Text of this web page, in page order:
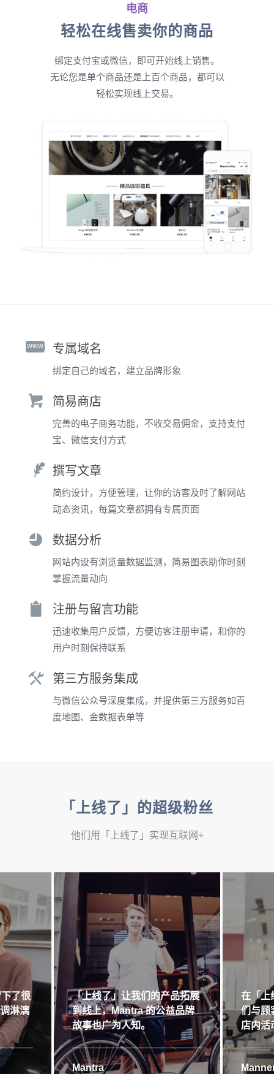
电商
轻松在线售卖你的商品
绑定支付宝或微信，即可开始线上销售。
无论您是单个商品还是上百个商品，都可以
轻松实现线上交易。
www 专属域名
绑定自己的域名，建立品牌形象
简易商店
完善的电子商务功能，不收交易佣金，支持支付
宝、微信支付方式
撰写文章
简约设计，方便管理，让你的访客及时了解网站
动态资讯，每篇文章都拥有专属页面
数据分析
网站内设有浏览量数据监测，简易图表助你时刻
掌握流量动向
注册与留言功能
迅速收集用户反馈，方便访客注册申请，和你的
用户时刻保持联系
第三方服务集成
与微信公众号深度集成，并提供第三方服务如百
度地图、金数据表单等
「上线了」的超级粉丝
他们用「上线了」实现互联网+
了很
淋漓
「上线了」让我们的产品拓展
到线上，Mantra 的公益品牌
故事也广为人知。
Mantra
在「上
们与顾
店内活